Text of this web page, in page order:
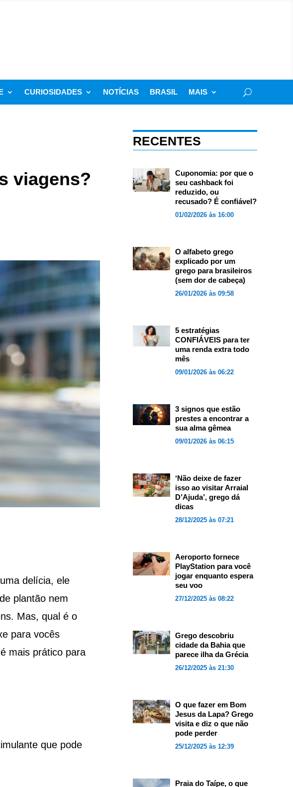
CURIOSIDADES NOTÍCIAS BRASIL MAIS
viagens?
delícia, ele
plantão nem
Mas, qual é o
para vocês
mais prático para
que pode
RECENTES
Cuponomia: por que o
seu cashback foi
reduzido, ou
recusado? É confiável?
01/02/2026 às 16:00
O alfabeto grego
explicado por um
grego para brasileiros
(sem dor de cabeça)
26/01/2026 às 09:58
5 estratégias
CONFIÁVEIS para ter
uma renda extra todo
mês
09/01/2026 às 06:22
3 signos que estão
prestes a encontrar a
sua alma gêmea
09/01/2026 às 06:15
‘Não deixe de fazer
isso ao visitar Arraial
D’Ajuda’, grego dá
dicas
28/12/2025 às 07:21
Aeroporto fornece
PlayStation para você
jogar enquanto espera
seu voo
27/12/2025 às 08:22
Grego descobriu
cidade da Bahia que
parece ilha da Grécia
26/12/2025 às 21:30
O que fazer em Bom
Jesus da Lapa? Grego
visita e diz o que não
pode perder
25/12/2025 às 12:39
Praia do Taípe, o que